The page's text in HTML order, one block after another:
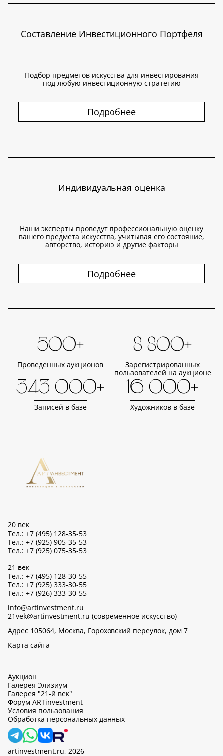
Составление Инвестиционного Портфеля
Подбор предметов искусства для инвестирования
под любую инвестиционную стратегию
Подробнее
Индивидуальная оценка
Наши эксперты проведут профессиональную оценку
вашего предмета искусства, учитывая его состояние,
авторство, историю и другие факторы
Подробнее
500+
Проведенных аукционов
8 800+
Зарегистрированных
пользователей на аукционе
343 000+
Записей в базе
16 000+
Художников в базе
20 век
Тел.: +7 (495) 128-35-53
Тел.: +7 (925) 905-35-53
Тел.: +7 (925) 075-35-53
21 век
Тел.: +7 (495) 128-30-55
Тел.: +7 (925) 333-30-55
Тел.: +7 (926) 333-30-55
info@artinvestment.ru
21vek@artinvestment.ru (современное искусство)
Адрес 105064, Москва, Гороховский переулок, дом 7
Карта сайта
Аукцион
Галерея Элизиум
Галерея "21-й век"
Форум ARTinvestment
Условия пользования
Обработка персональных данных
artinvestment.ru, 2026